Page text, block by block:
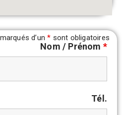
d’un* sont obligatoires
Nom / Prénom *
Tél.